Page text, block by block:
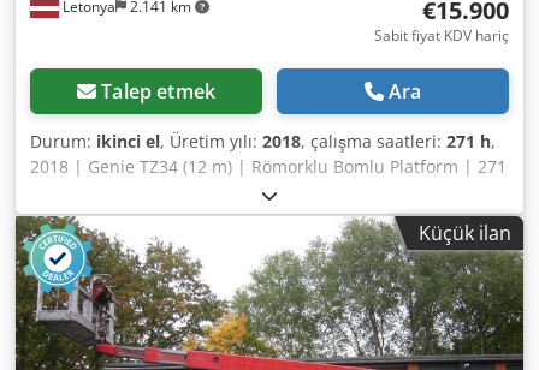
Letonya 2.141 km €15.900
Sabit fiyat KDV hariç
Talep etmek Ara
Durum: ikinci el, Üretim yılı: 2018, çalışma saatleri: 271 h,
2018 | Genie TZ34 (12 m) | Römorklu Bomlu Platform | 271
saat 📍Konum: Letonya 🚛 Hedefinize teslimat mevcuttur –
Nakliye maliyetini tahmin etmek için nakliye hesaplama
aracımızı kullanın! 💰 Şimdi 15.900 Avro'ya satın alın veya
bir teklif sunun. Uygun bir ücret karşılığında teslimatta
ödeme seçeneği mevcuttur (onaya tabidir)* 👷‍♂️ Bağımsız bir
uzman tarafından incelendi 25 kontrol noktası, 25
onaylandı ✅ 0 eksiklik ℹ️ 0 harcama ⚠️ 📌 Uzmanın Yorumu:
Küçük ilan